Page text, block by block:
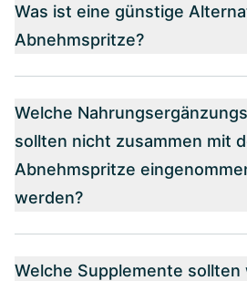
Was ist eine günstige
Abnehmspritze?
Welche
sollten nicht zusammen mit
Abnehmspritze
werden?
Welche Supplemente sollten